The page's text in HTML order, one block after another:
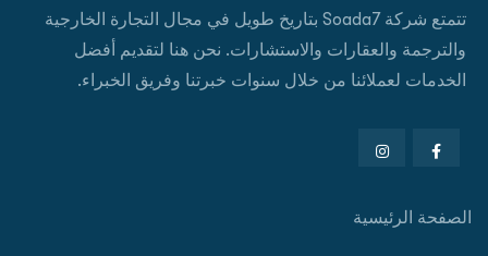
تتمتع شركة Soada7 بتاريخ طويل في مجال التجارة الخارجية
والترجمة والعقارات والاستشارات. نحن هنا لتقديم أفضل
الخدمات لعملائنا من خلال سنوات خبرتنا وفريق الخبراء.
الصفحة الرئيسية